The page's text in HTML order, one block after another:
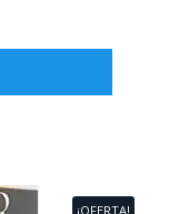
¡OFERTA!